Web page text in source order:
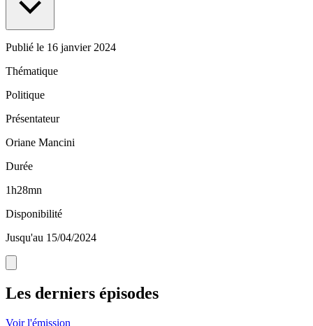
Publié le 16 janvier 2024
Thématique
Politique
Présentateur
Oriane Mancini
Durée
1h28mn
Disponibilité
Jusqu'au 15/04/2024
Les derniers épisodes
Voir l'émission